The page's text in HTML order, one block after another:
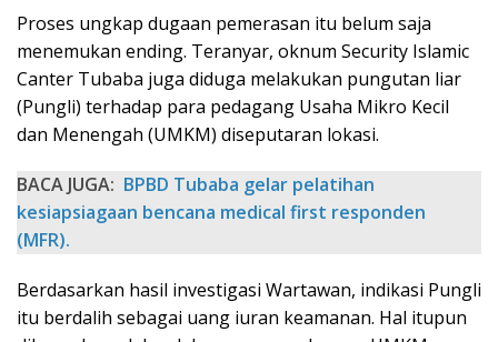
Proses ungkap dugaan pemerasan itu belum saja
menemukan ending. Teranyar, oknum Security Islamic
Canter Tubaba juga diduga melakukan pungutan liar
(Pungli) terhadap para pedagang Usaha Mikro Kecil
dan Menengah (UMKM) diseputaran lokasi.
BACA JUGA: BPBD Tubaba gelar pelatihan
kesiapsiagaan bencana medical first responden
(MFR).
Berdasarkan hasil investigasi Wartawan, indikasi Pungli
itu berdalih sebagai uang iuran keamanan. Hal itupun